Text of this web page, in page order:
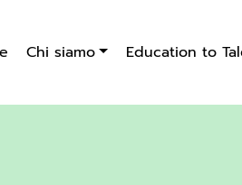
Chi siamo Education to